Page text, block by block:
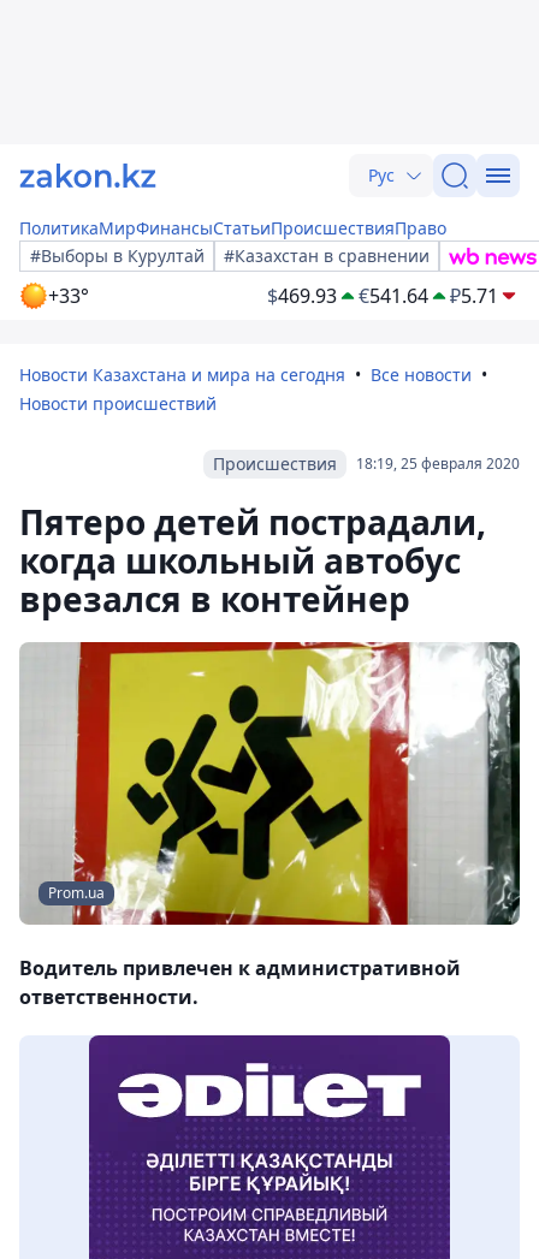
Рус
ПолитикаМирФинансыСтатьиПроисшествияПраво
#Выборы в Курултай
#Казахстан в сравнении
+33° $469.93 €541.64 ₽5.71
Новости Казахстана и мира на сегодня
Все новости
Новости происшествий
18:19, 25 февраля 2020
Происшествия
Пятеро детей пострадали,
когда школьный автобус
врезался в контейнер
Prom.ua
Водитель привлечен к административной
ответственности.